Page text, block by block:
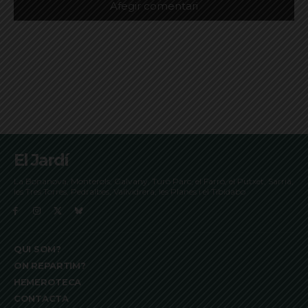
El Jardí
La Bonanova, Monterols, Galvany, Turó Parc, el Farró, el Putxet, Sarrià,
les Tres Torres, Pedralbes, Vallvidrera, les Planes i el Tibidabo
QUI SOM?
ON REPARTIM?
HEMEROTECA
CONTACTA